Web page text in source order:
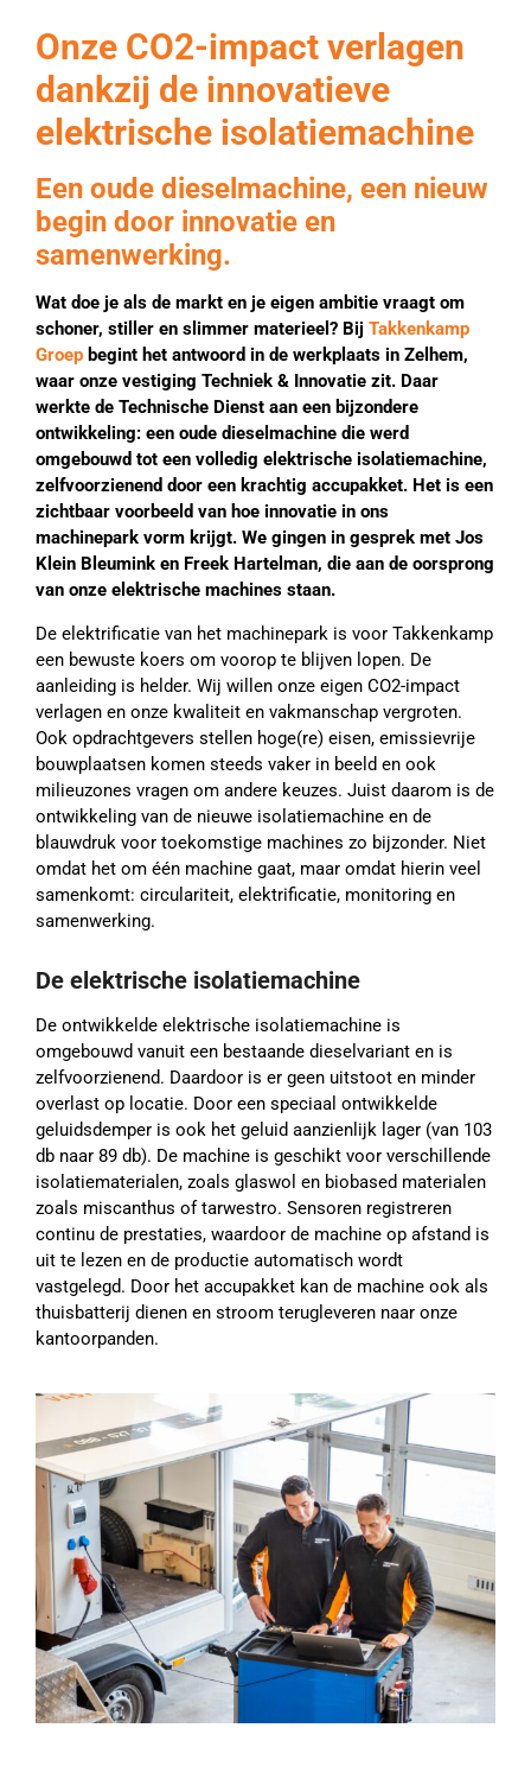
Onze CO2-impact verlagen
dankzij de innovatieve
elektrische isolatiemachine
Een oude dieselmachine, een nieuw
begin door innovatie en
samenwerking.
Wat doe je als de markt en je eigen ambitie vraagt om
schoner, stiller en slimmer materieel? Bij Takkenkamp
Groepbegint het antwoord in de werkplaats in Zelhem,
waar onze vestiging Techniek & Innovatie zit. Daar
werkte de Technische Dienst aan een bijzondere
ontwikkeling: een oude dieselmachine die werd
omgebouwd tot een volledig elektrische isolatiemachine,
zelfvoorzienend door een krachtig accupakket. Het is een
zichtbaar voorbeeld van hoe innovatie in ons
machinepark vorm krijgt. We gingen in gesprek met Jos
Klein Bleumink en Freek Hartelman, die aan de oorsprong
van onze elektrische machines staan.
De elektrificatie van het machinepark is voor Takkenkamp
een bewuste koers om voorop te blijven lopen. De
aanleiding is helder. Wij willen onze eigen CO2-impact
verlagen en onze kwaliteit en vakmanschap vergroten.
Ook opdrachtgevers stellen hoge(re) eisen, emissievrije
bouwplaatsen komen steeds vaker in beeld en ook
milieuzones vragen om andere keuzes. Juist daarom is de
ontwikkeling van de nieuwe isolatiemachine en de
blauwdruk voor toekomstige machines zo bijzonder. Niet
omdat het om één machine gaat, maar omdat hierin veel
samenkomt: circulariteit, elektrificatie, monitoring en
samenwerking.
De elektrische isolatiemachine
De ontwikkelde elektrische isolatiemachine is
omgebouwd vanuit een bestaande dieselvariant en is
zelfvoorzienend. Daardoor is er geen uitstoot en minder
overlast op locatie. Door een speciaal ontwikkelde
geluidsdemper is ook het geluid aanzienlijk lager (van 103
db naar 89 db). De machine is geschikt voor verschillende
isolatiematerialen, zoals glaswol en biobased materialen
zoals miscanthus of tarwestro. Sensoren registreren
continu de prestaties, waardoor de machine op afstand is
uit te lezen en de productie automatisch wordt
vastgelegd. Door het accupakket kan de machine ook als
thuisbatterij dienen en stroom terugleveren naar onze
kantoorpanden.